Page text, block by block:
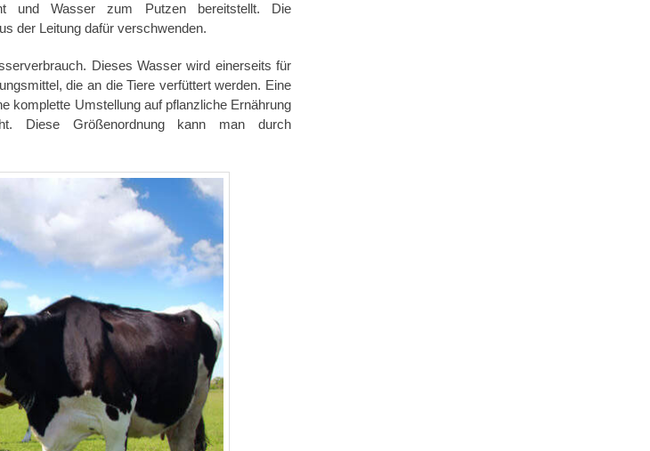
und Wasser zum Putzen bereitstellt. Die
der Leitung dafür verschwenden.
Dieses Wasser wird einerseits für
die an die Tiere verfüttert werden. Eine
komplette Umstellung auf pflanzliche Ernährung
Diese Größenordnung kann man durch